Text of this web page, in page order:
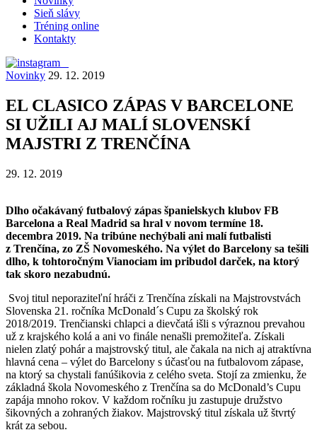
Sieň slávy
Tréning online
Kontakty
Novinky 29. 12. 2019
EL CLASICO ZÁPAS V BARCELONE
SI UŽILI AJ MALÍ SLOVENSKÍ
MAJSTRI Z TRENČÍNA
29. 12. 2019
Dlho očakávaný futbalový zápas španielskych klubov FB
Barcelona a Real Madrid sa hral v novom termíne 18.
decembra 2019. Na tribúne nechýbali ani malí futbalisti
z Trenčína, zo ZŠ Novomeského. Na výlet do Barcelony sa tešili
dlho, k tohtoročným Vianociam im pribudol darček, na ktorý
tak skoro nezabudnú.
Svoj titul neporaziteľní hráči z Trenčína získali na Majstrovstvách
Slovenska 21. ročníka McDonald´s Cupu za školský rok
2018/2019. Trenčianski chlapci a dievčatá išli s výraznou prevahou
už z krajského kolá a ani vo finále nenašli premožiteľa. Získali
nielen zlatý pohár a majstrovský titul, ale čakala na nich aj atraktívna
hlavná cena – výlet do Barcelony s účasťou na futbalovom zápase,
na ktorý sa chystali fanúšikovia z celého sveta. Stojí za zmienku, že
základná škola Novomeského z Trenčína sa do McDonald’s Cupu
zapája mnoho rokov. V každom ročníku ju zastupuje družstvo
šikovných a zohraných žiakov. Majstrovský titul získala už štvrtý
krát za sebou.